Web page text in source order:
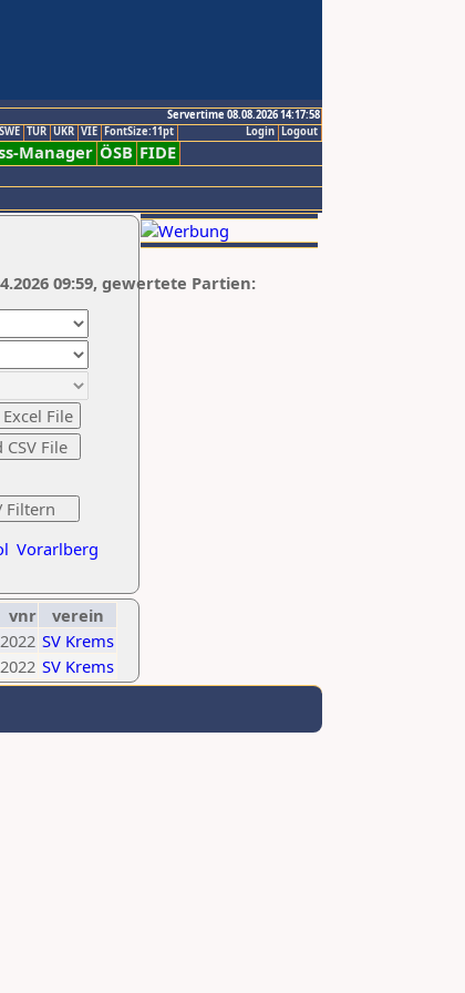
Servertime 08.08.2026 14:17:58
Logout
Login
SWE TUR UKR VIE FontSize:11pt
Manager ÖSB FIDE
Vorarlberg
09:59, gewertete Partien:
vnr
verein
2022 SV Krems
2022 SV Krems